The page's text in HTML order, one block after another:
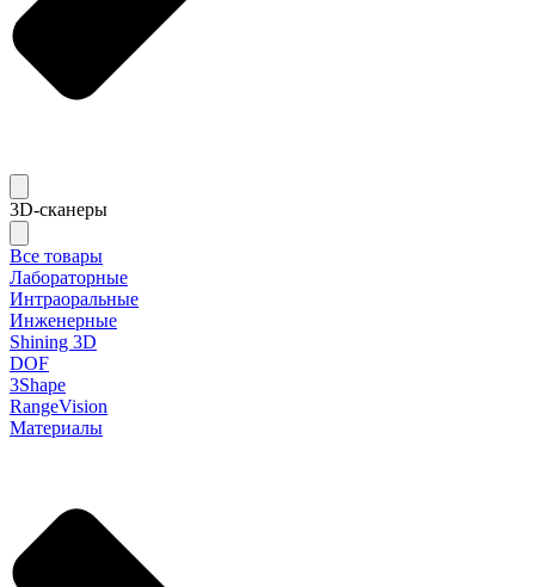
3D-сканеры
Все товары
Лабораторные
Интраоральные
Инженерные
Shining 3D
DOF
3Shape
RangeVision
Материалы